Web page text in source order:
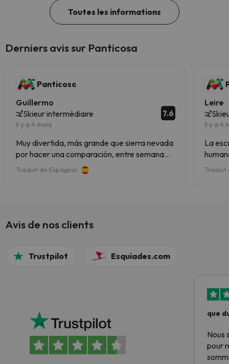
Toutes les informations
Derniers avis sur Panticosa
Panticosa
Guillermo
Skieur intermédiaire
il y a 4 mois
7.6
Muy divertida, más grande que sierra nevada
por hacer una comparación, entre semana
vacía genial las conexiones para subir a pistas
y hay incluso otro valle entero.
Traduit de Espagnol
Leire
il y a 4
La
la
Traduit
Avis de nos clients
Trustpilot Esquiades.com
que
Nous
pour